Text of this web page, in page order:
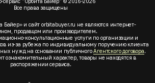
Все права защищены
Байер» и сайт orbitabuyer.ru не являются интернет-
продавцом или производителем.
консультационные услуги по организации и
из-за рубежа по индивидуальному поручению клиента
нужд на основании публичногоАгентского договора.
ознакомительный характер, товары не находятся в
распоряжении сервиса.